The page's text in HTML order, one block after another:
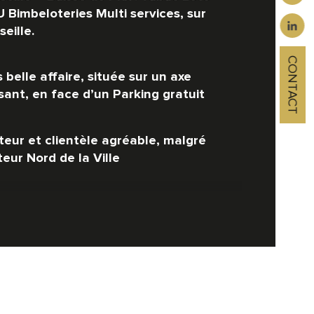
CONTACT
Bimbeloteries Multi services, sur
belle affaire, située sur un axe
en face d’un Parking gratuit
et clientèle agréable, malgré
Nord de la Ville
: 1 380€ HT HC / Mois